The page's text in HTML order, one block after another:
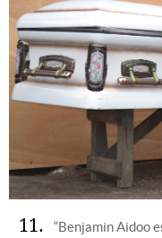
11
“Benjamin Aidoo